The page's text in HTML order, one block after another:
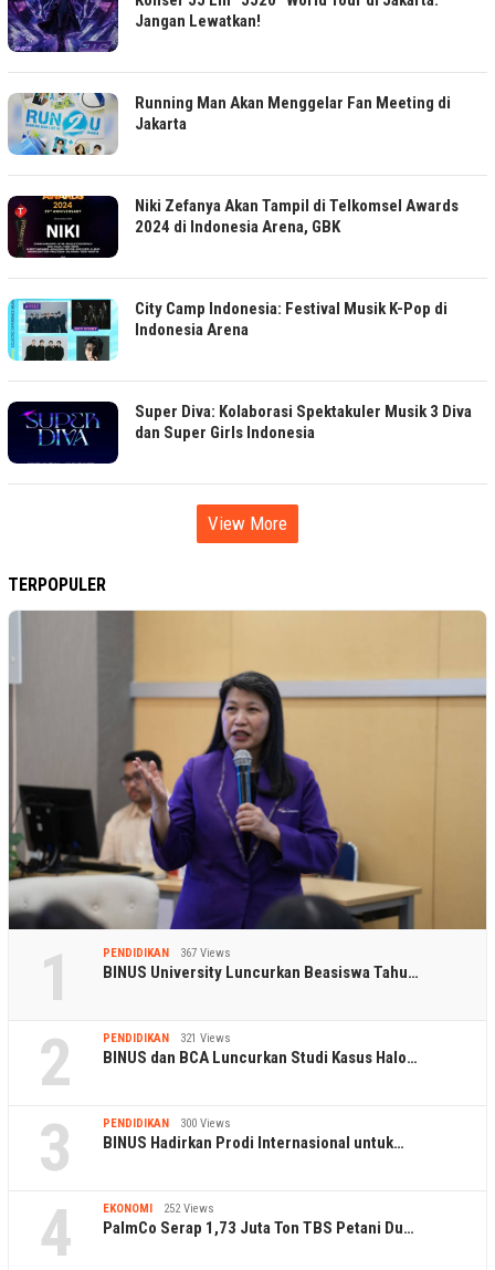
Jangan Lewatkan!
Running Man Akan Menggelar Fan Meeting di
Jakarta
Niki Zefanya Akan Tampil di Telkomsel Awards
2024 di Indonesia Arena, GBK
City Camp Indonesia: Festival Musik K-Pop di
Indonesia Arena
Super Diva: Kolaborasi Spektakuler Musik 3 Diva
dan Super Girls Indonesia
View More
TERPOPULER
1 PENDIDIKAN 367 Views
BINUS University Luncurkan Beasiswa Tahu…
2 PENDIDIKAN 321 Views
BINUS dan BCA Luncurkan Studi Kasus Halo…
3 PENDIDIKAN 300 Views
BINUS Hadirkan Prodi Internasional untuk…
4 EKONOMI 252 Views
PalmCo Serap 1,73 Juta Ton TBS Petani Du…